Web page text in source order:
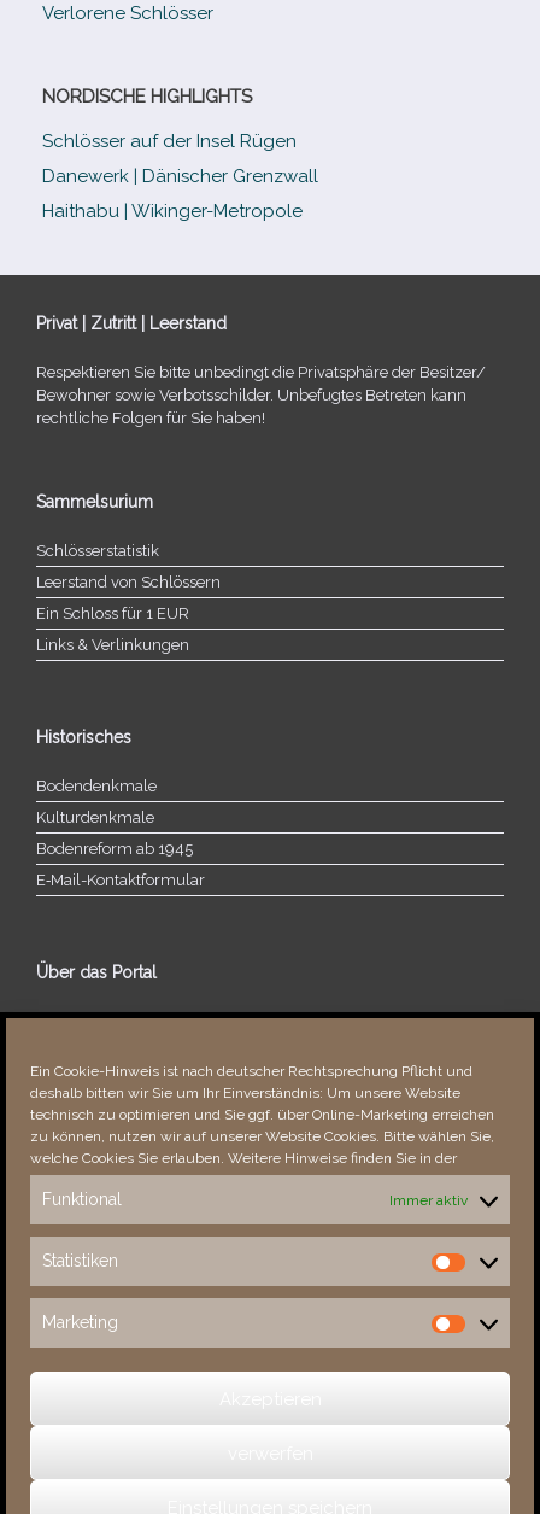
Ein Cookie-Hinweis ist nach deutscher Rechtsprechung Pflicht und
deshalb bitten wir Sie um Ihr Einverständnis: Um unsere Website
technisch zu optimieren und Sie ggf. über Online-Marketing erreichen
zu können, nutzen wir auf unserer Website Cookies. Bitte wählen Sie,
welche Cookies Sie erlauben. Weitere Hinweise finden Sie in der
Funktional Immer aktiv
Statistiken
Statistiken
Marketing
Marketing
Verlorene Schlösser
NORDISCHE HIGHLIGHTS
Schlösser auf der Insel Rügen
Danewerk | Dänischer Grenzwall
Haithabu | Wikinger-Metropole
Privat | Zutritt | Leerstand
Respektieren Sie bitte unbe­dingt die Privatsphäre der Besitzer/​
Bewohner sowie Verbotsschilder. Unbefugtes Betreten kann
recht­li­che Folgen für Sie haben!
Sammelsurium
Schlösserstatistik
Leerstand von Schlössern
Ein Schloss für 1 EUR
Links & Verlinkungen
Historisches
Bodendenkmale
Kulturdenkmale
Bodenreform ab 1945
E‑Mail-​​Kontaktformular
Über das Portal
Über dieses Portal
Fehler bemerkt?
Besucher seit 08/​2021
This Week
33476